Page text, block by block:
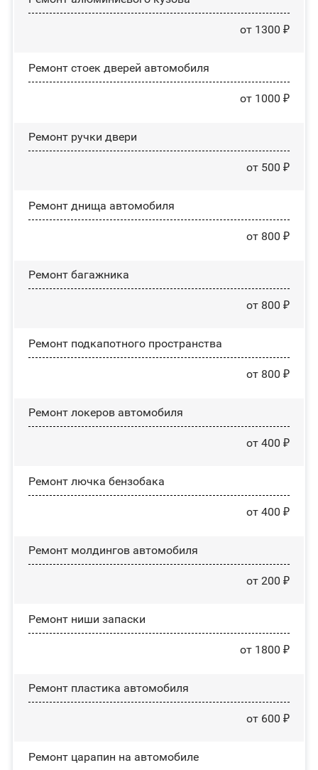
от 1300 ₽
Ремонт стоек дверей автомобиля
от 1000 ₽
Ремонт ручки двери
от 500 ₽
Ремонт днища автомобиля
от 800 ₽
Ремонт багажника
от 800 ₽
Ремонт подкапотного пространства
от 800 ₽
Ремонт лoĸepoв автомобиля
от 400 ₽
Ремонт лючка бензобака
от 400 ₽
Ремонт молдингов автомобиля
от 200 ₽
Ремонт ниши запаски
от 1800 ₽
Ремонт пластика автомобиля
от 600 ₽
Ремонт царапин на автомобиле